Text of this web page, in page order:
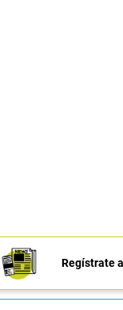
Regístrate